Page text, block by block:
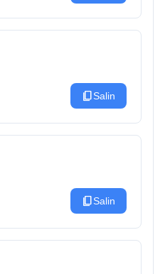
content_copySalin
content_copySalin